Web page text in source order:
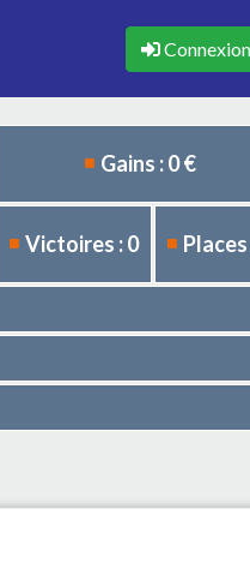
Connexion
Gains : 0 €
Victoires : 0 Places